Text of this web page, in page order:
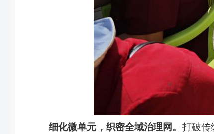
细化微单元，织密全域治理网。 打破传